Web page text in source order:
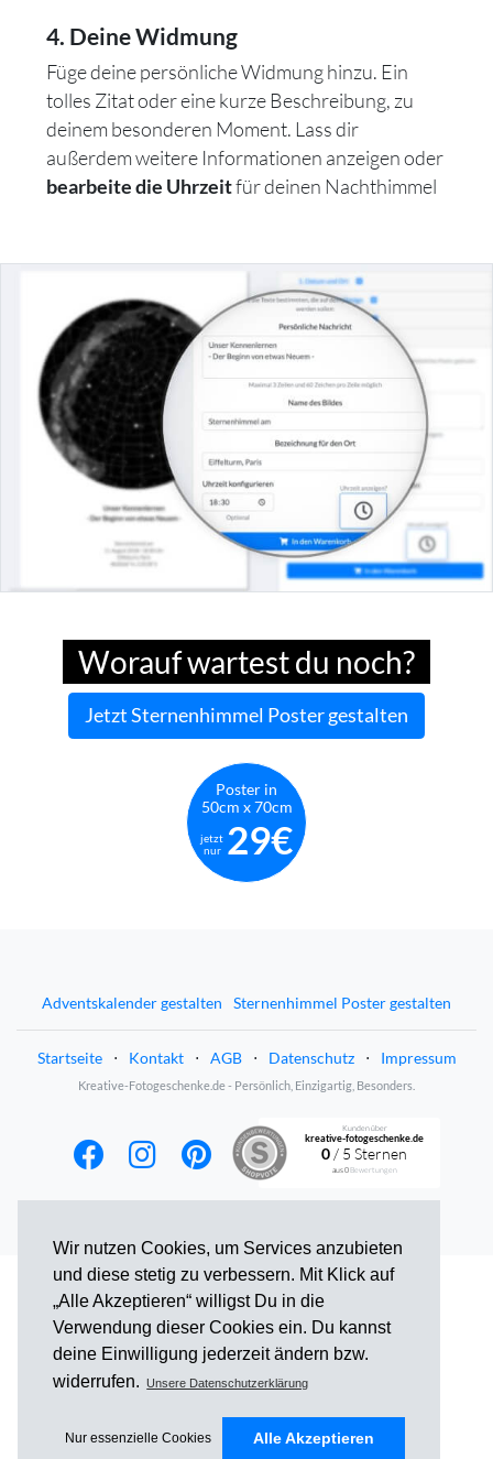
Wir nutzen Cookies, um Services anzubieten
und diese stetig zu verbessern. Mit Klick auf
„Alle Akzeptieren“ willigst Du in die
Verwendung dieser Cookies ein. Du kannst
deine Einwilligung jederzeit ändern bzw.
widerrufen.
Unsere Datenschutzerklärung
Nur essenzielle Cookies Alle Akzeptieren
4. Deine Widmung
Füge deine persönliche Widmung hinzu. Ein
tolles Zitat oder eine kurze Beschreibung, zu
deinem besonderen Moment. Lass dir
außerdem weitere Informationen anzeigen oder
bearbeite die Uhrzeitfür deinen Nachthimmel
Worauf wartest du noch?
Jetzt Sternenhimmel Poster gestalten
Poster in
50cm x 70cm
jetzt
nur 29€
Adventskalender gestalten Sternenhimmel Poster gestalten
Startseite ⋅ Kontakt ⋅ AGB ⋅ Datenschutz ⋅ Impressum
Kreative-Fotogeschenke.de - Persönlich, Einzigartig, Besonders.
Kunden über
kreative-fotogeschenke.de
0 / 5 Sternen
aus0Bewertungen